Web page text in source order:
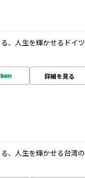
、人生を輝かせるドイツ
詳細を見る
、人生を輝かせる台湾の